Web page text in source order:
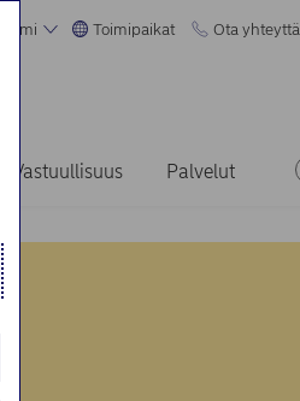
Suomi Toimipaikat Ota yhteyttä
Vastuullisuus Palvelut